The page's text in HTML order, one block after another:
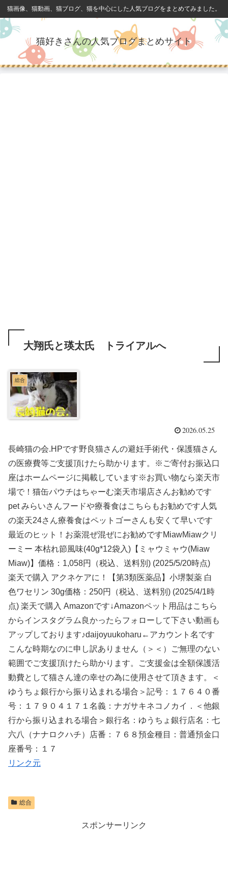
猫画像、猫動画、猫ブログ、猫を中心にした人気ブログをまとめてみました。
猫好きさんの人気ブログまとめサイト
大翔氏と瑛太氏 トライアルへ
総合
2026.05.25
長崎猫の会.HPです野良猫さんの避妊手術代・保護猫さん
の医療費等ご支援頂けたら助かります。※ご寄付お振込口
座はホームページに掲載しています※お買い物なら楽天市
場で！猫缶パウチはちゃーむ楽天市場店さんお勧めです
pet みらいさんフードや療養食はこちらもお勧めです人気
の楽天24さん療養食はペットゴーさんも安くて早いです
最近のヒット！お薬混ぜ混ぜにお勧めですMiawMiawクリ
ーミー 本枯れ節風味(40g*12袋入)【ミャウミャウ(Miaw
Miaw)】価格：1,058円（税込、送料別) (2025/5/20時点)
楽天で購入 アクネケアに！【第3類医薬品】小堺製薬 白
色ワセリン 30g価格：250円（税込、送料別) (2025/4/1時
点) 楽天で購入 Amazonです↓Amazonペット用品はこちら
からインスタグラム良かったらフォローして下さい動画も
アップしております♪daijoyuukoharu←アカウント名です
こんな時期なのに申し訳ありません（＞＜）ご無理のない
範囲でご支援頂けたら助かります。ご支援金は全額保護活
動費として猫さん達の幸せの為に使用させて頂きます。＜
ゆうちょ銀行から振り込まれる場合＞記号：１７６４０番
号：１７９０４１７１名義：ナガサキネコノカイ．＜他銀
行から振り込まれる場合＞銀行名：ゆうちょ銀行店名：七
六八（ナナロクハチ）店番：７６８預金種目：普通預金口
座番号：１７
リンク元
総合
スポンサーリンク